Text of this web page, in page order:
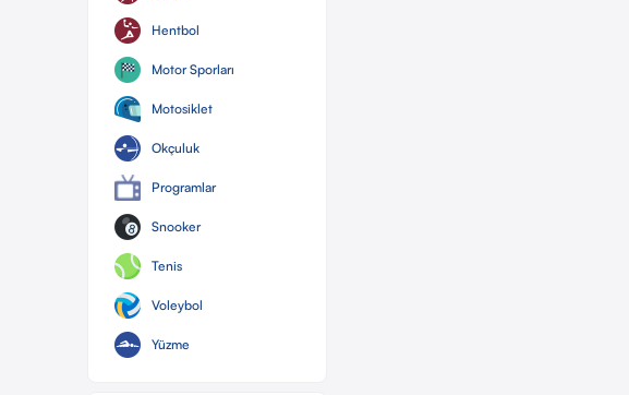
Hentbol
Motor Sporları
Motosiklet
Okçuluk
Programlar
Snooker
Tenis
Voleybol
Yüzme